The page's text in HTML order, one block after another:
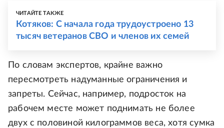
ЧИТАЙТЕ ТАКЖЕ
Котяков: С начала года трудоустроено 13
тысяч ветеранов СВО и членов их семей
По словам экспертов, крайне важно
пересмотреть надуманные ограничения и
запреты. Сейчас, например, подросток на
рабочем месте может поднимать не более
двух с половиной килограммов веса, хотя сумка